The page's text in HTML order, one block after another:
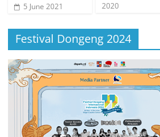
5 June 2021
2020
Festival Dongeng 2024